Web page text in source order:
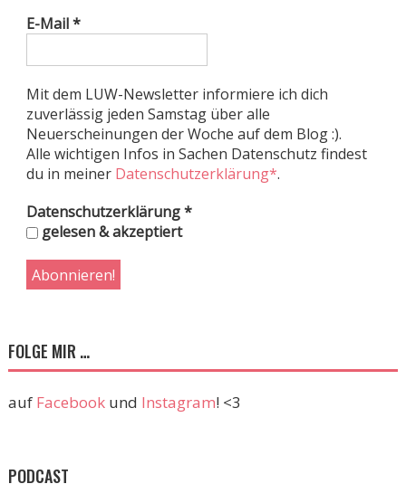
E-Mail*
Mit dem LUW-Newsletter informiere ich dich
zuverlässig jeden Samstag über alle
Neuerscheinungen der Woche auf dem Blog :).
Alle wichtigen Infos in Sachen Datenschutz findest
du in meiner Datenschutzerklärung*.
Datenschutzerklärung*
gelesen & akzeptiert
FOLGE MIR …
auf Facebookund Instagram! <3
PODCAST